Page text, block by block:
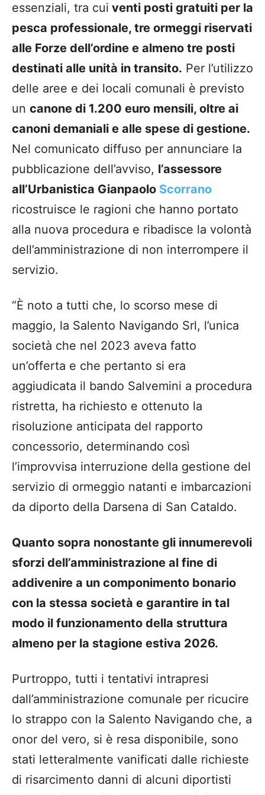
essenziali, tra cui venti posti gratuiti per la
pesca professionale, tre ormeggi riservati
alle Forze dell’ordine e almeno tre posti
destinati alle unità in transito. Per l’utilizzo
delle aree e dei locali comunali è previsto
un canone di 1.200 euro mensili, oltre ai
canoni demaniali e alle spese di gestione.
Nel comunicato diffuso per annunciare la
pubblicazione dell’avviso, l’assessore
all’Urbanistica Gianpaolo Scorrano
ricostruisce le ragioni che hanno portato
alla nuova procedura e ribadisce la volontà
dell’amministrazione di non interrompere il
servizio.
“È noto a tutti che, lo scorso mese di
maggio, la Salento Navigando Srl, l’unica
società che nel 2023 aveva fatto
un’offerta e che pertanto si era
aggiudicata il bando Salvemini a procedura
ristretta, ha richiesto e ottenuto la
risoluzione anticipata del rapporto
concessorio, determinando così
l’improvvisa interruzione della gestione del
servizio di ormeggio natanti e imbarcazioni
da diporto della Darsena di San Cataldo.
Quanto sopra nonostante gli innumerevoli
sforzi dell’amministrazione al fine di
addivenire a un componimento bonario
con la stessa società e garantire in tal
modo il funzionamento della struttura
almeno per la stagione estiva 2026.
Purtroppo, tutti i tentativi intrapresi
dall’amministrazione comunale per ricucire
lo strappo con la Salento Navigando che, a
onor del vero, si è resa disponibile, sono
stati letteralmente vanificati dalle richieste
di risarcimento danni di alcuni diportisti